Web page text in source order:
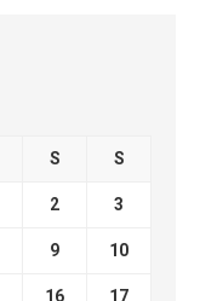
S S
2 3
9 10
16 17